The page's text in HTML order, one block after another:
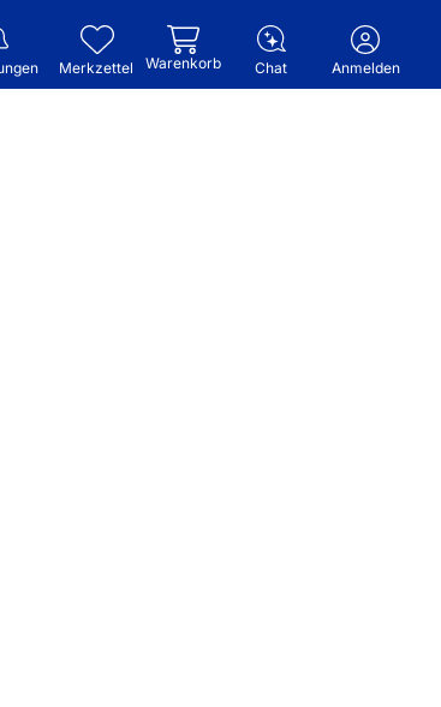
Merkzettel Warenkorb Chat Anmelden